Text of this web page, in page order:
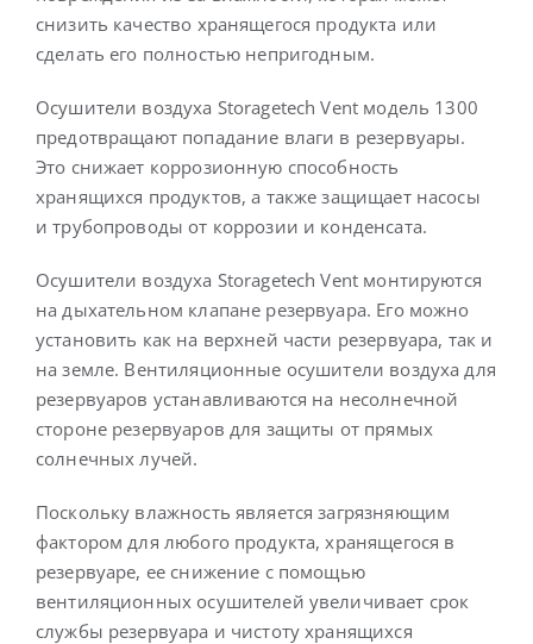
снизить качество хранящегося продукта или
сделать его полностью непригодным.
Осушители воздуха Storagetech Vent модель 1300
предотвращают попадание влаги в резервуары.
Это снижает коррозионную способность
хранящихся продуктов, а также защищает насосы
и трубопроводы от коррозии и конденсата.
Осушители воздуха Storagetech Vent монтируются
на дыхательном клапане резервуара. Его можно
установить как на верхней части резервуара, так и
на земле. Вентиляционные осушители воздуха для
резервуаров устанавливаются на несолнечной
стороне резервуаров для защиты от прямых
солнечных лучей.
Поскольку влажность является загрязняющим
фактором для любого продукта, хранящегося в
резервуаре, ее снижение с помощью
вентиляционных осушителей увеличивает срок
службы резервуара и чистоту хранящихся